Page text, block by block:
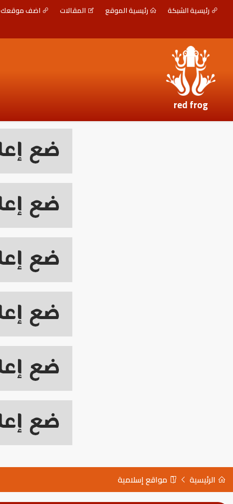
رئيسية الشبكة رئيسية الموقع المقالات اضف موقعك
red frog
الرئيسية مواقع إسلامية